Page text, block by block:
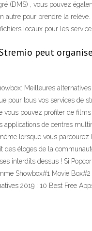
(DMS) , vous pouvez
autre pour prendre la
locaux pour les
peut
Meilleures
pour tous vos services
pouvez profiter de
applications de centres
lorsque vous
des éloges de la
interdits dessus ! Si
Showbox#1 Movie
2019 : 10 Best Free